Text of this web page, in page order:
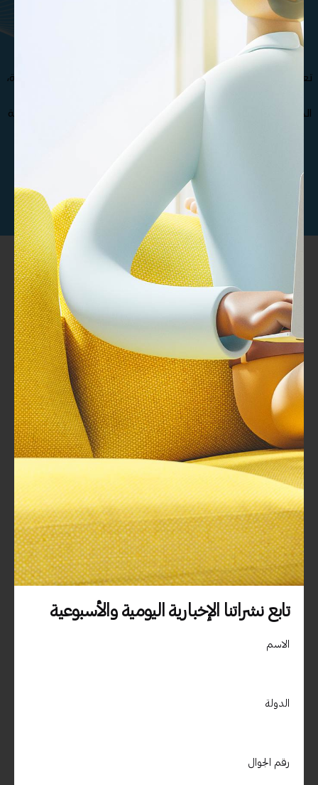
تعليمية تركز على المحتوى
والمنصات والتطوير المخصص .
تعرف على فريقنا الإستثنائي من المتخصصين و الدكاترة الأكثر خبرة،
مما يجعل مؤسسة ماتريال درايف الأفضل في صناعة و تطوير
الحقائب التدريبية , كذلك نوفر مجموعة متنوعة من حقائب تدريبية
بجودة عالية تغطي مختلف التخصصات
خبراء تطوير وتصميم المحتوي التدريبى مصمم بخبرات عالمية
المملكة العربية السعودية – الرياض شارع الامير سلطان
دبي، الامارات العربية المتحدة – جزيرة المرفا – ص .ب 9588 الديرة –
دبي / الامارات العربية المتحدة00971509400850
تابع نشراتنا الإخبارية اليومية والأسبوعية
الاسم
الدولة
رقم الجوال